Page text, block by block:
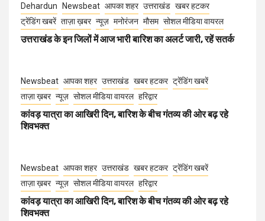
Dehardun Newsbeat आपका शहर उत्तराखंड खबर हटकर
ट्रेंडिंग खबरें ताज़ा ख़बर न्यूज़ मनोरंजन मौसम सोशल मीडिया वायरल
उत्तराखंड के इन जिलों में आज भारी बारिश का अलर्ट जारी, रहें सतर्क
Newsbeat आपका शहर उत्तराखंड खबर हटकर ट्रेंडिंग खबरें
ताज़ा ख़बर न्यूज़ सोशल मीडिया वायरल हरिद्वार
कांवड़ यात्रा का आखिरी दिन, बारिश के बीच गंतव्य की ओर बढ़ रहे
शिवभक्त
Newsbeat आपका शहर उत्तराखंड खबर हटकर ट्रेंडिंग खबरें
ताज़ा ख़बर न्यूज़ सोशल मीडिया वायरल हरिद्वार
कांवड़ यात्रा का आखिरी दिन, बारिश के बीच गंतव्य की ओर बढ़ रहे
शिवभक्त